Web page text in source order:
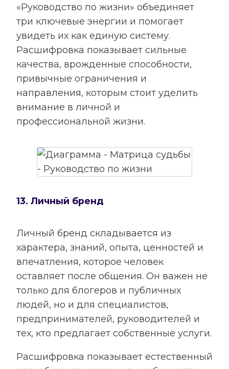
«Руководство по жизни» объединяет
три ключевые энергии и помогает
увидеть их как единую систему.
Расшифровка показывает сильные
качества, врожденные способности,
привычные ограничения и
направления, которым стоит уделить
внимание в личной и
профессиональной жизни.
13. Личный бренд
Личный бренд складывается из
характера, знаний, опыта, ценностей и
впечатления, которое человек
оставляет после общения. Он важен не
только для блогеров и публичных
людей, но и для специалистов,
предпринимателей, руководителей и
тех, кто предлагает собственные услуги.
Расшифровка показывает естественный